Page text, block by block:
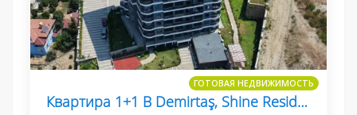
ГОТОВАЯ НЕДВИЖИМОСТЬ
Квартира 1+1 В Demirtaş, Shine Residence, 55 М²